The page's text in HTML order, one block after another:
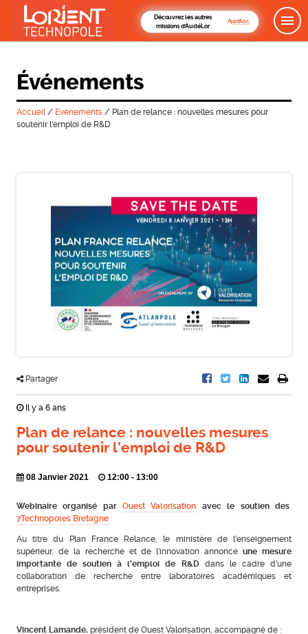
Découvrez les autres
missions d'AudéLor
Événements
Accueil/ Evenements/ Plan de relance : nouvelles mesures pour
soutenir l’emploi de R&D
Partager
Il y a 6 ans
Plan de relance : nouvelles mesures
pour soutenir l’emploi de R&D
08 Janvier 2021 12:00 - 13:00
Webinaire organisé parOuest Valorisation avec le soutien des
7Technopoles Bretagne
Au titre du Plan France Relance, le ministère de l’enseignement
supérieur, de la recherche et de l’innovation annonceune mesure
importante de soutien à l’emploi de R&Ddans le cadre d’une
collaboration de recherche entre laboratoires académiques et
entreprises.
Vincent Lamande, président de Ouest Valorisation, accompagné de :